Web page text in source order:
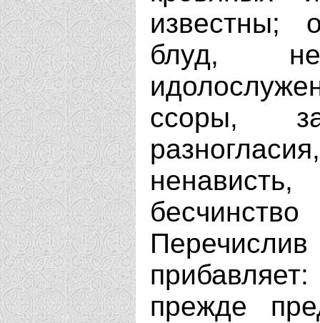
известны;
блуд,
ссоры,
прежде